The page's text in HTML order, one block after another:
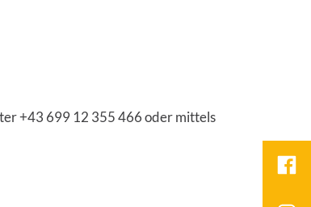
+43 699 12 355 466 oder mittels